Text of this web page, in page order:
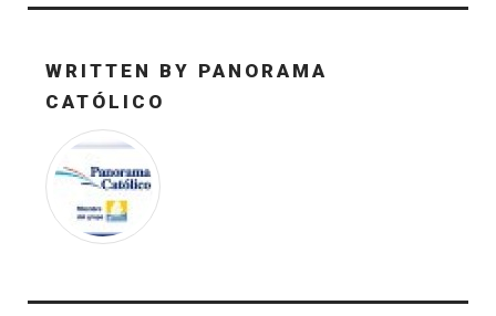
WRITTEN BY PANORAMA
CATÓLICO